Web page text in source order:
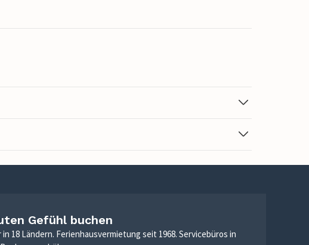
Gefühl buchen
in 18 Ländern. Ferienhausvermietung seit 1968. Servicebüros in